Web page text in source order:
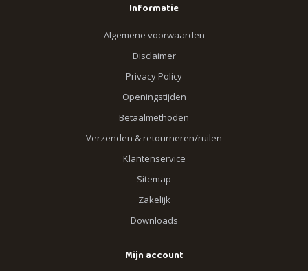
Informatie
Algemene voorwaarden
Disclaimer
Privacy Policy
Openingstijden
Betaalmethoden
Verzenden & retourneren/ruilen
Klantenservice
Sitemap
Zakelijk
Downloads
Mijn account